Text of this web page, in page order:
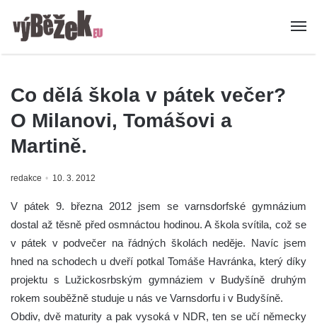
Co dělá škola v pátek večer?
O Milanovi, Tomášovi a
Martině.
redakce 10. 3. 2012
V pátek 9. března 2012 jsem se varnsdorfské gymnázium
dostal až těsně před osmnáctou hodinou. A škola svítila, což se
v pátek v podvečer na řádných školách neděje. Navíc jsem
hned na schodech u dveří potkal Tomáše Havránka, který díky
projektu s Lužickosrbským gymnáziem v Budyšíně druhým
rokem souběžně studuje u nás ve Varnsdorfu i v Budyšíně.
Obdiv, dvě maturity a pak vysoká v NDR, ten se učí německy